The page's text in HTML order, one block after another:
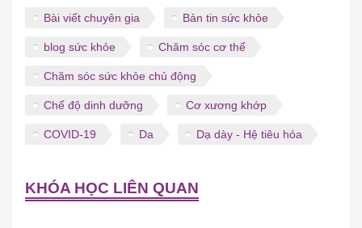
Bài viết chuyên gia Bản tin sức khỏe
blog sức khỏe Chăm sóc cơ thể
Chăm sóc sức khỏe chủ động
Chế độ dinh dưỡng Cơ xương khớp
COVID-19 Da Dạ dày - Hệ tiêu hóa
KHÓA HỌC LIÊN QUAN